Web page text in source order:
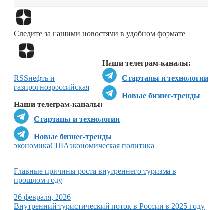
Следите за нашими новостями в удобном формате
Наши телеграм-каналы:
Стартапы и технологии
Новые бизнес-тренды
Наши телеграм-каналы:
Стартапы и технологии
Новые бизнес-тренды
RSSнефть и
газпрогнозроссийская
экономикаСШАэкономическая политика
Главные причины роста внутреннего туризма в
прошлом году
26 февраля, 2026
Внутренний туристический поток в России в 2025 году